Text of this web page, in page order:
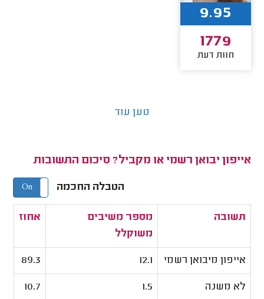
9.95
1779
חוות דעת
טען עוד
אייפון יבואן רשמי או מקביל? סיכום התשובות
הטבלה החכמה On Off
תשובה
מספר משיבים
משוקלל
אחוז
אייפון מיבואן רשמי 12.1
89.3
לא משנה 1.5
10.7